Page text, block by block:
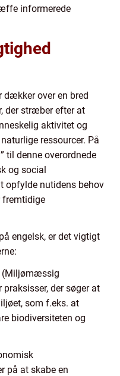
informerede
dækker over en bred
der stræber efter at
aktivitet og
ressourcer. På
til denne overordnede
og social
opfylde nutidens behov
fremtidige
engelsk, er det vigtigt
(Miljømæssig
der søger at
som f.eks. at
biodiversiteten og
på at skabe en